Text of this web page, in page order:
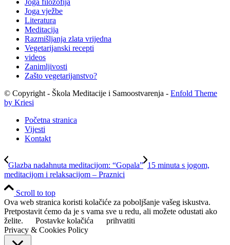
Joga vježbe
Literatura
Meditacija
Razmišljanja zlata vrijedna
Vegetarijanski recepti
videos
Zanimljivosti
Zašto vegetarijanstvo?
© Copyright - Škola Meditacije i Samoostvarenja - Enfold Theme
by Kriesi
Početna stranica
Vijesti
Kontakt
Glazba nadahnuta meditacijom: “Gopala” 15 minuta s jogom,
meditacijom i relaksacijom – Praznici
Scroll to top
Ova web stranica koristi kolačiće za poboljšanje vašeg iskustva.
Pretpostavit ćemo da je s vama sve u redu, ali možete odustati ako
želite.
Postavke kolačića
prihvatiti
Privacy & Cookies Policy